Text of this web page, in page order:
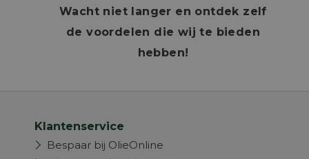
Wacht niet langer en ontdek zelf
de voordelen die wij te bieden
hebben!
Klantenservice
Bespaar bij OlieOnline